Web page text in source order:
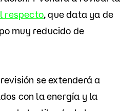
respecto, que data ya de
muy reducido de
se extenderá a
con la energía y la